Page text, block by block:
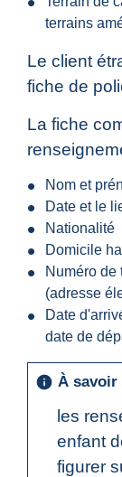
terrains
Le client
fiche de
La fiche
Nom et
Date et le
Nationalité
Domicile
Numéro de
(adresse
Date
date de
info À savoir
les
enfant
figurer